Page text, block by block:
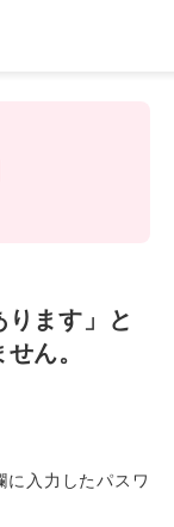
ります」と
ん。
入力したパスワ